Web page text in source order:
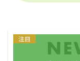
注目